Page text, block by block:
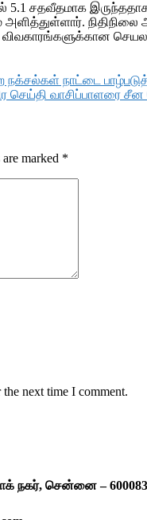
5.1 சதவீதமாக
அளித்துள்ளார்.
செயலர்
நாட்டை
வாசிப்பாளரை சீன
marked *
next time I comment.
நகர், சென்னை –